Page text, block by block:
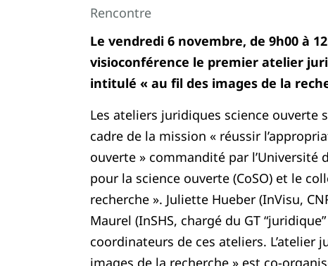
Rencontre
Le vendredi 6 novembre, de 9h00 à
visioconférence le premier atelier
intitulé « au fil des images de la
Les ateliers juridiques science ouverte
cadre de la mission « réussir
ouverte » commandité par l’Université
pour la science ouverte (CoSO) et le
recherche ». Juliette Hueber (InVisu,
Maurel (InSHS, chargé du GT
coordinateurs de ces ateliers. L’atelier
images de la recherche » est co-